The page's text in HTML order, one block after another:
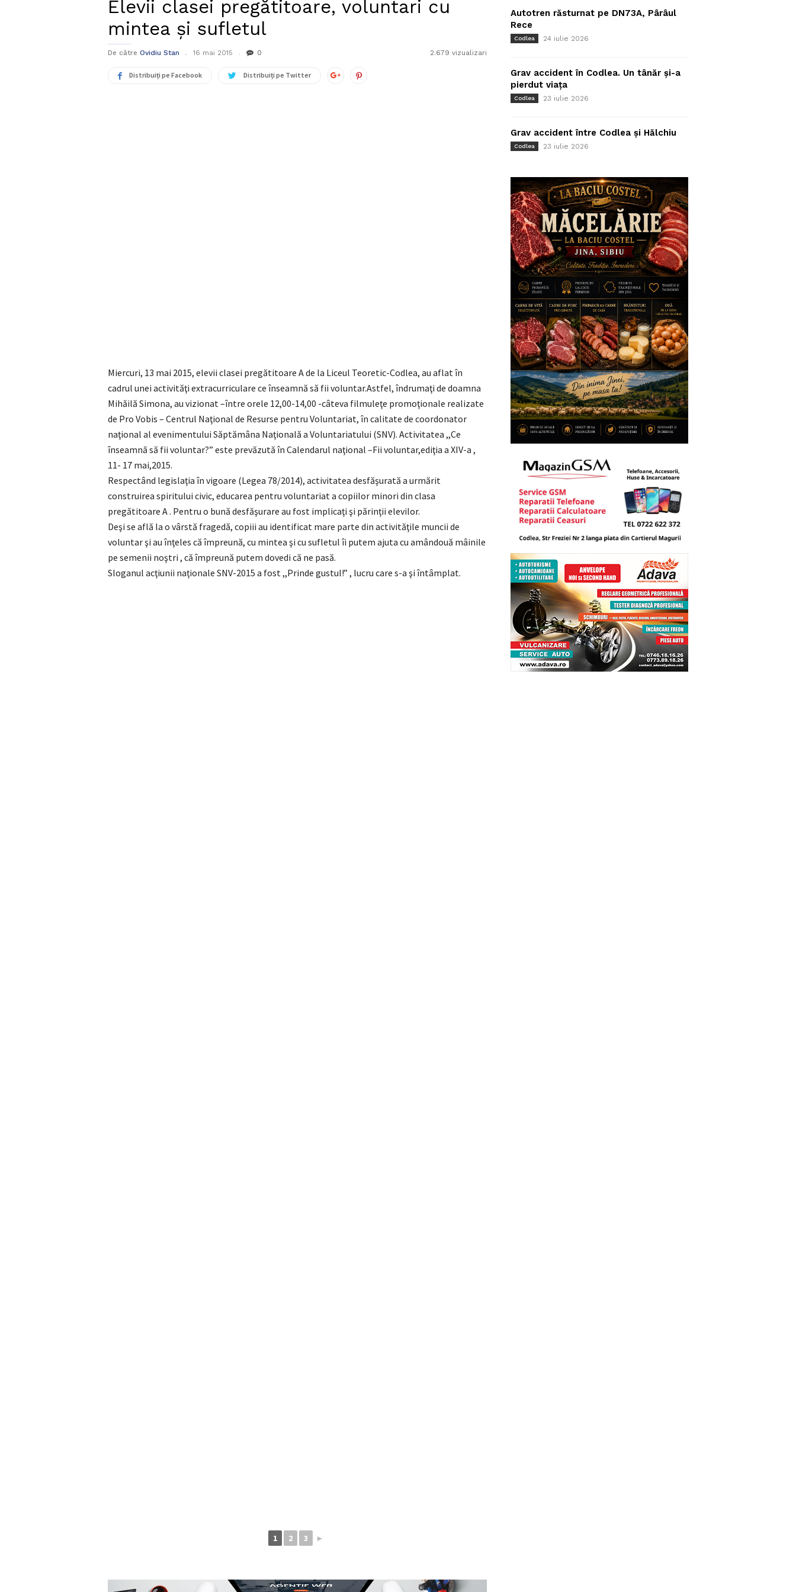
Elevii clasei pregătitoare, voluntari cu
mintea și sufletul
De către Ovidiu Stan 16 mai 2015 0 2.679 vizualizari
Distribuiți pe Facebook Distribuiți pe Twitter
Miercuri, 13 mai 2015, elevii clasei pregătitoare A de la Liceul Teoretic-Codlea, au aflat în
cadrul unei activităţi extracurriculare ce înseamnă să fii voluntar.Astfel, îndrumaţi de doamna
Mihăilă Simona, au vizionat –între orele 12,00-14,00 -câteva filmuleţe promoţionale realizate
de Pro Vobis – Centrul Naţional de Resurse pentru Voluntariat, în calitate de coordonator
naţional al evenimentului Săptămâna Naţională a Voluntariatului (SNV). Activitatea ,,Ce
înseamnă să fii voluntar?” este prevăzută în Calendarul naţional –Fii voluntar,ediţia a XIV-a ,
11- 17 mai,2015.
Respectând legislaţia în vigoare (Legea 78/2014), activitatea desfăşurată a urmărit
construirea spiritului civic, educarea pentru voluntariat a copiilor minori din clasa
pregătitoare A . Pentru o bună desfăşurare au fost implicaţi şi părinţii elevilor.
Deşi se află la o vârstă fragedă, copiii au identificat mare parte din activităţile muncii de
voluntar şi au înţeles că împreună, cu mintea şi cu sufletul îi putem ajuta cu amândouă mâinile
pe semenii noştri , că împreună putem dovedi că ne pasă.
Sloganul acţiunii naţionale SNV-2015 a fost ,,Prinde gustul!” , lucru care s-a şi întâmplat.
1 2 3 ►
Autotren răsturnat pe DN73A, Pârâul
Rece
Codlea 24 iulie 2026
Grav accident în Codlea. Un tânăr și-a
pierdut viața
Codlea 23 iulie 2026
Grav accident între Codlea și Hălchiu
Codlea 23 iulie 2026